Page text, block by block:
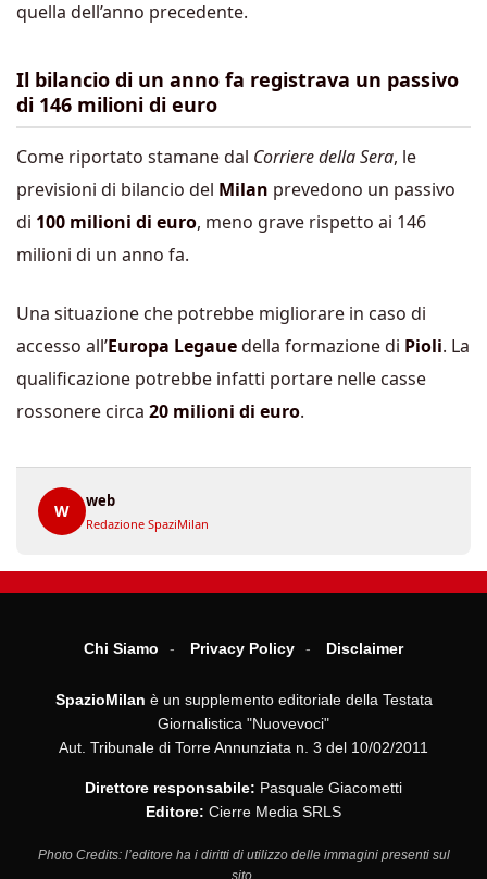
quella dell’anno precedente.
Il bilancio di un anno fa registrava un passivo
di 146 milioni di euro
Come riportato stamane dal Corriere della Sera, le
previsioni di bilancio del Milan prevedono un passivo
di 100 milioni di euro, meno grave rispetto ai 146
milioni di un anno fa.
Una situazione che potrebbe migliorare in caso di
accesso all’Europa Legauedella formazione di Pioli. La
qualificazione potrebbe infatti portare nelle casse
rossonere circa 20 milioni di euro.
W
web
Redazione SpaziMilan
Chi Siamo Privacy Policy Disclaimer
SpazioMilan è un supplemento editoriale della Testata
Giornalistica "Nuovevoci"
Aut. Tribunale di Torre Annunziata n. 3 del 10/02/2011
Direttore responsabile: Pasquale Giacometti
Editore: Cierre Media SRLS
Photo Credits: l’editore ha i diritti di utilizzo delle immagini presenti sul
sito.